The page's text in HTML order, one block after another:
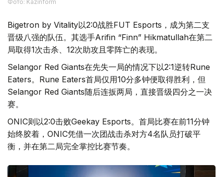
Фото: Kazinform
Bigetron by Vitality以2:0战胜FUT Esports，成为第二支
晋级八强的队伍。其选手Arifin “Finn” Hikmatullah在第二
局取得1次击杀、12次助攻且零阵亡的表现。
Selangor Red Giants在先失一局的情况下以2:1逆转Rune
Eaters。Rune Eaters首局仅用10分多钟便取得胜利，但
Selangor Red Giants随后连扳两局，直接晋级四分之一决
赛。
ONIC则以2:0击败Geekay Esports。首局比赛在前11分钟
始终胶着，ONIC凭借一次团战击杀对方4名队员打破平
衡，并在第二局完全掌控比赛节奏。